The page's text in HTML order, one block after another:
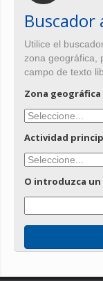
Buscador
Utilice el
zona geográfica,
campo de texto
Zona
Actividad
O introduzca